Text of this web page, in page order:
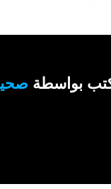
بواسطة